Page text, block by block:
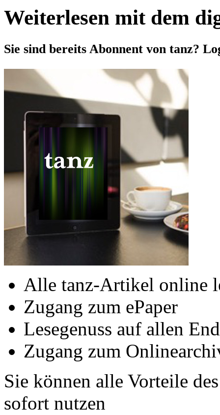
Weiterlesen mit dem
Sie sind bereits Abonnent von tanz?
Alle tanz-Artikel online
Zugang zum ePaper
Lesegenuss auf allen
Zugang zum
Sie können alle Vorteile
sofort nutzen